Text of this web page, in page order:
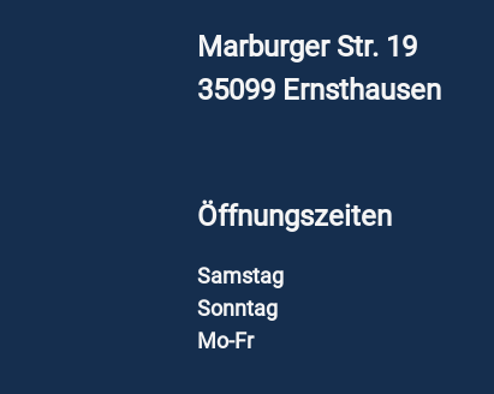
Marburger Str. 19
35099 Ernsthausen
Öffnungszeiten
Samstag
Sonntag
Mo-Fr